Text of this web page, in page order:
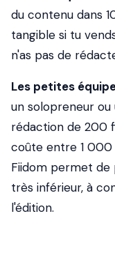
du contenu dans
tangible si tu
n'as pas de
Les petites
un solopreneur
rédaction de 200
coûte entre 1 000
Fiidom permet de
très inférieur, à
l'édition.